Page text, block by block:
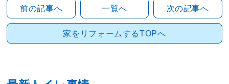
前の記事へ 一覧へ 次の記事へ
家をリフォームするTOPへ